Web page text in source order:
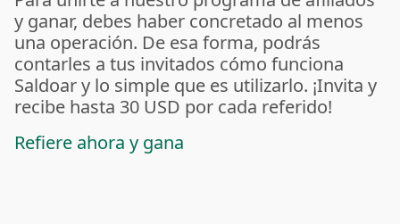
y ganar, debes haber concretado al menos
una operación. De esa forma, podrás
contarles a tus invitados cómo funciona
Saldoar y lo simple que es utilizarlo. ¡Invita y
recibe hasta 30 USD por cada referido!
Refiere ahora y gana